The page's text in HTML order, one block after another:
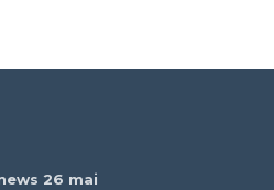
26 mai